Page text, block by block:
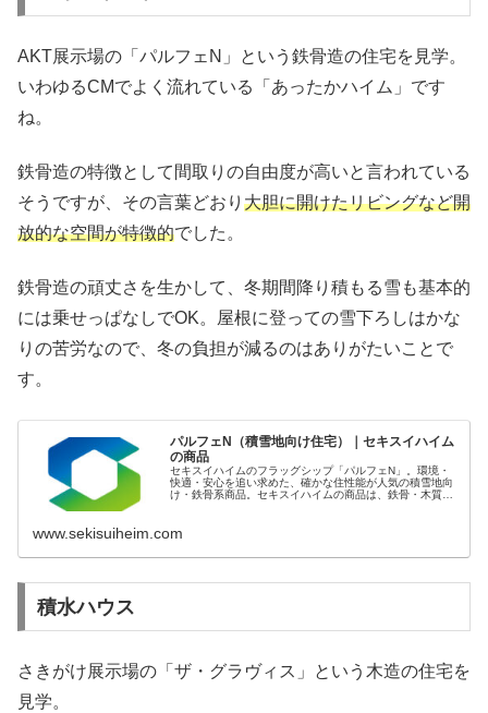
AKT展示場の「パルフェN」という鉄骨造の住宅を見学。
いわゆるCMでよく流れている「あったかハイム」です
ね。
鉄骨造の特徴として間取りの自由度が高いと言われている
そうですが、その言葉どおり 大胆に開けたリビングなど開
放的な空間が特徴的でした。
鉄骨造の頑丈さを生かして、冬期間降り積もる雪も基本的
には乗せっぱなしでOK。屋根に登っての雪下ろしはかな
りの苦労なので、冬の負担が減るのはありがたいことで
す。
パルフェN（積雪地向け住宅）｜セキスイハイム
の商品
セキスイハイムのフラッグシップ「パルフェN」。環境・
快適・安心を追い求めた、確かな住性能が人気の積雪地向
け・鉄骨系商品。セキスイハイムの商品は、鉄骨・木質系
www.sekisuiheim.com
積水ハウス
さきがけ展示場の「ザ・グラヴィス」という木造の住宅を
見学。